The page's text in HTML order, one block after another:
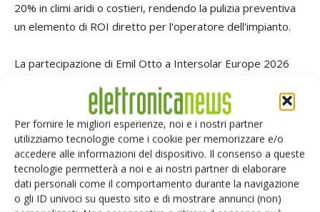
Per fornire le migliori esperienze, noi e i nostri partner
utilizziamo tecnologie come i cookie per memorizzare e/o
accedere alle informazioni del dispositivo. Il consenso a queste
tecnologie permetterà a noi e ai nostri partner di elaborare
dati personali come il comportamento durante la navigazione
o gli ID univoci su questo sito e di mostrare annunci (non)
20% in climi aridi o costieri, rendendo la pulizia preventiva
un elemento di ROI diretto per l'operatore dell'impianto.
La partecipazione di Emil Otto a Intersolar Europe 2026
direttamente le esigenze specifiche di ottimizzazione di
processo, selezione di materiali e soluzioni di fabbricazione
sostenibile. Le conversazioni presso lo stand 609 della hall
A2 del Munich Trade Fair Center affrancheranno questioni
di thermal management, affidabilità di lungo termine e
conformità a specifiche di qualità sempre più ristrette nel